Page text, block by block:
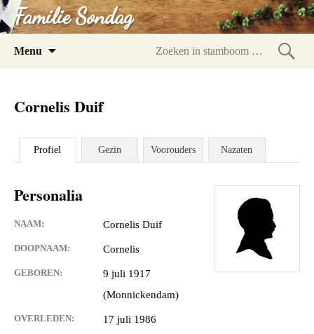
Familie Sondag
Menu
Cornelis Duif
Profiel Gezin Voorouders Nazaten
Personalia
NAAM: Cornelis Duif
DOOPNAAM: Cornelis
GEBOREN:
9 juli 1917
(Monnickendam)
OVERLEDEN:
17 juli 1986